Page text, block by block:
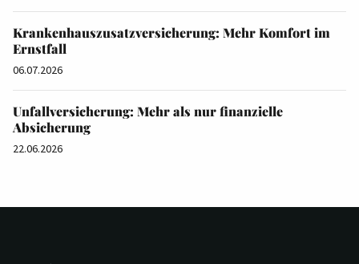
Krankenhauszusatzversicherung: Mehr Komfort im
Ernstfall
06.07.2026
Unfallversicherung: Mehr als nur finanzielle
Absicherung
22.06.2026